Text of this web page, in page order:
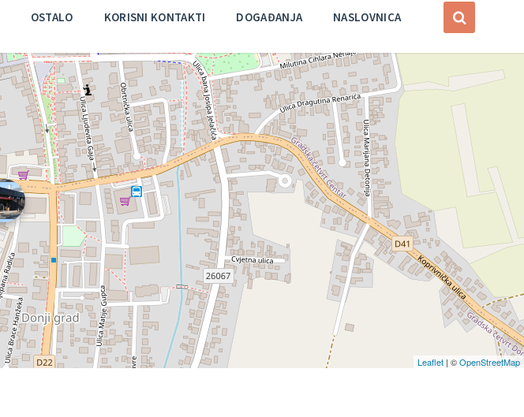
OSTALO KORISNI KONTAKTI DOGAĐANJA NASLOVNICA
Leaflet | ©OpenStreetMap